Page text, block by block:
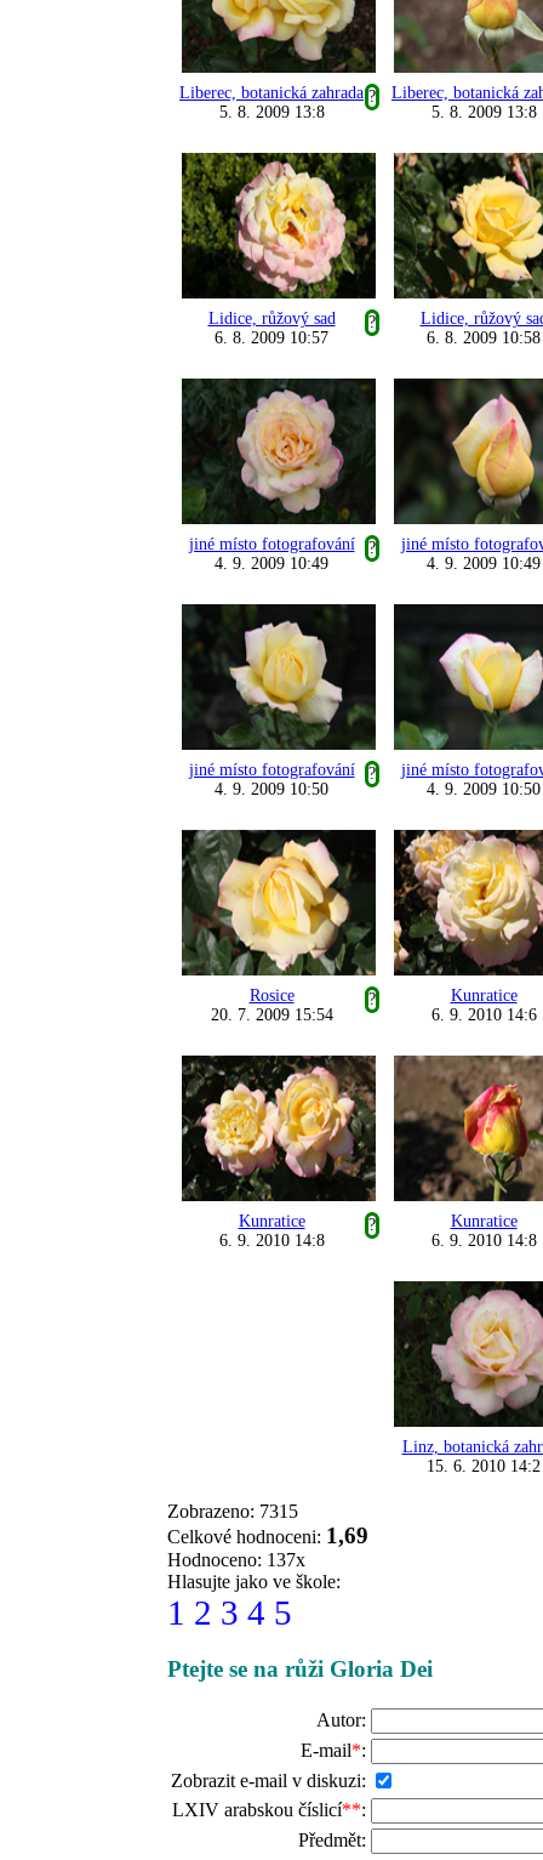
Liberec, botanická zahrada ?
5. 8. 2009 13:8
Liberec, botanická
5. 8. 2009 13:8
Lidice, růžový sad
?
6. 8. 2009 10:57
Lidice, růžový
6. 8. 2009 10:58
jiné místo fotografování
?
4. 9. 2009 10:49
jiné místo
4. 9. 2009 10:49
jiné místo fotografování
?
4. 9. 2009 10:50
jiné místo
4. 9. 2009 10:50
Rosice
?
20. 7. 2009 15:54
Kunratice
6. 9. 2010 14:6
Kunratice
?
6. 9. 2010 14:8
Kunratice
6. 9. 2010 14:8
Linz, botanická
15. 6. 2010 14:2
Zobrazeno: 7315
Celkové hodnoceni: 1,69
Hodnoceno: 137x
Hlasujte jako ve škole:
1 2 3 4 5
Ptejte se na růži Gloria Dei
Autor:
E-mail*:
Zobrazit e-mail v diskuzi:
LXIV arabskou číslicí**:
Předmět: